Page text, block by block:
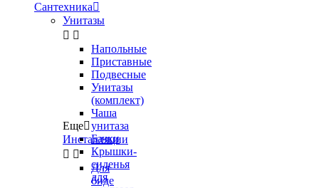
Сантехника
Унитазы
 
Напольные
Приставные
Подвесные
Унитазы
(комплект)
Чаша
унитаза
Бачки
Крышки-
сиденья
для
Еще
Инсталляции
 
Для
биде